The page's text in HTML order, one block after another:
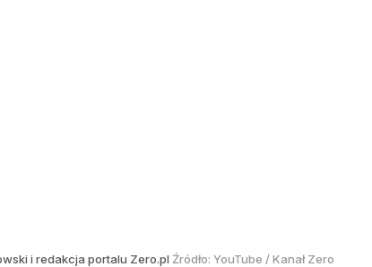
i redakcja portalu Zero.pl Źródło: YouTube /Kanał Zero